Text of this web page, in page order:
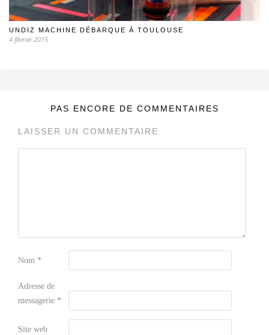
UNDIZ MACHINE DÉBARQUE À TOULOUSE
4 février 2015
PAS ENCORE DE COMMENTAIRES
LAISSER UN COMMENTAIRE
Nom *
Adresse de
messagerie *
Site web